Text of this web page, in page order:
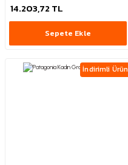
14.203,72 TL
Sepete Ekle
İndirimli Ürün